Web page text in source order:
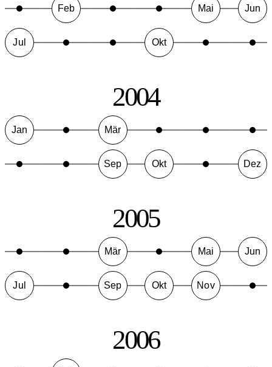
Feb Mai Jun
Jul Okt
2004
Jan Mär
Sep Okt Dez
2005
Mär Mai Jun
Jul Sep Okt Nov
2006